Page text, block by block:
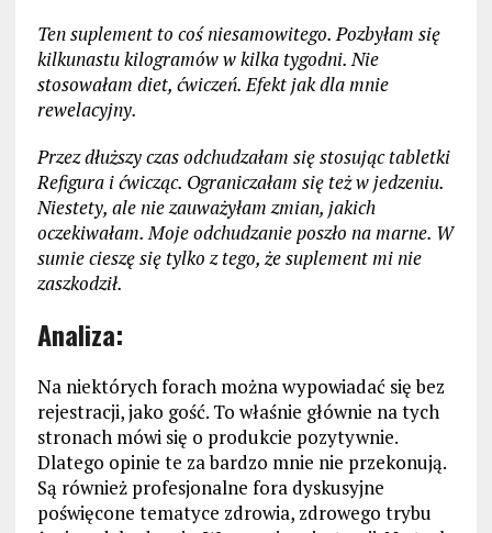
Ten suplement to coś niesamowitego. Pozbyłam się
kilkunastu kilogramów w kilka tygodni. Nie
stosowałam diet, ćwiczeń. Efekt jak dla mnie
rewelacyjny.
Przez dłuższy czas odchudzałam się stosując tabletki
Refigura i ćwicząc. Ograniczałam się też w jedzeniu.
Niestety, ale nie zauważyłam zmian, jakich
oczekiwałam. Moje odchudzanie poszło na marne. W
sumie cieszę się tylko z tego, że suplement mi nie
zaszkodził.
Analiza:
Na niektórych forach można wypowiadać się bez
rejestracji, jako gość. To właśnie głównie na tych
stronach mówi się o produkcie pozytywnie.
Dlatego opinie te za bardzo mnie nie przekonują.
Są również profesjonalne fora dyskusyjne
poświęcone tematyce zdrowia, zdrowego trybu